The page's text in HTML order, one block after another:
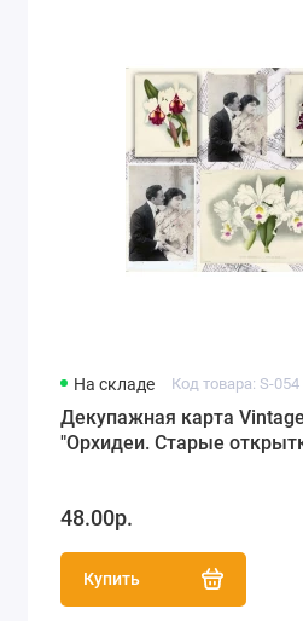
На складе Код товара: S-054
Декупажная карта
"Орхидеи. Старые
48.00р.
Купить